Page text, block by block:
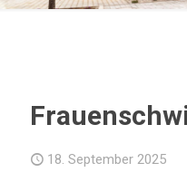
18. September 2025